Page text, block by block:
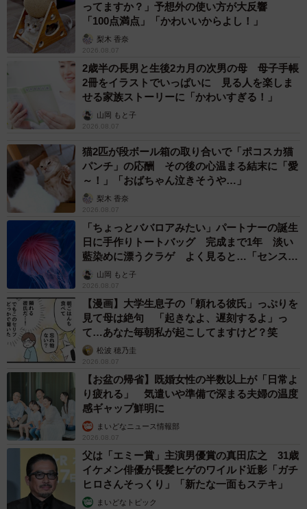
ってますか？」予想外の使い方が大反響
「100点満点」「かわいいからよし！」
梨木 香奈
2026.08.07
2歳半の長男と生後2カ月の次男の母 母子手帳
2冊をイラストでいっぱいに 見る人を楽しま
せる家族ストーリーに「かわいすぎる！」
山岡 もと子
2026.08.07
猫2匹が段ボール箱の取り合いで「ポコスカ猫
パンチ」の応酬 その後の心温まる結末に「愛
～！」「おばちゃん泣きそうや…」
梨木 香奈
2026.08.07
「ちょっとババロアみたい」パートナーの誕生
日に手作りトートバッグ 完成まで1年 淡い
藍染めに漂うクラゲ よく見ると…「センスす
ごい」山岡 もと子
2026.08.07
【漫画】大学生息子の「頼れる彼氏」っぷりを
見て母は絶句 「起きなよ、遅刻するよ」っ
て…あなた毎朝私が起こしてますけど？笑
松波 穂乃圭
2026.08.07
【お盆の帰省】既婚女性の半数以上が「日常よ
り疲れる」 気遣いや準備で深まる夫婦の温度
感ギャップ鮮明に
まいどなニュース情報部
2026.08.07
父は「エミー賞」主演男優賞の真田広之 31歳
イケメン俳優が長髪ヒゲのワイルド近影「ガチ
ヒロさんそっくり」「新たな一面もステキ」
まいどなトピック